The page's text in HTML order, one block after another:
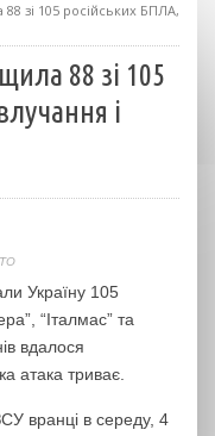
зі 105 російських БПЛА,
88 зі 105
і
Україну 105
“Італмас” та
вдалося
атака триває.
вранці в середу, 4